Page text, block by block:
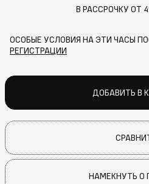
В РАССРОЧКУ ОТ
ОСОБЫЕ УСЛОВИЯ НА ЭТИ ЧАСЫ
РЕГИСТРАЦИИ
ДОБАВИТЬ В
НАМЕКНУТЬ О